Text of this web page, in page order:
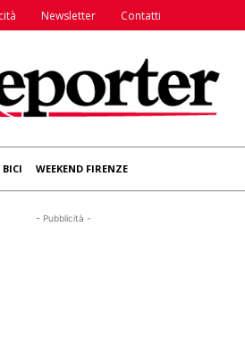
Newsletter Contatti
WEEKEND FIRENZE
- Pubblicità -